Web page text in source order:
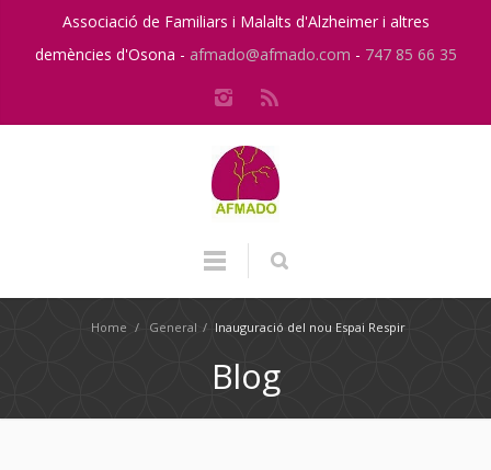
Associació de Familiars i Malalts d'Alzheimer i altres
demències d'Osona - afmado@afmado.com - 747 85 66 35
Home / General / Inauguració del nou Espai Respir
Blog